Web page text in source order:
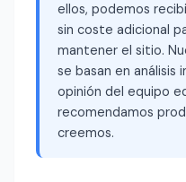
ellos, podemos
sin coste adicional
mantener el sitio.
se basan en análisis
opinión del equipo
recomendamos
creemos.